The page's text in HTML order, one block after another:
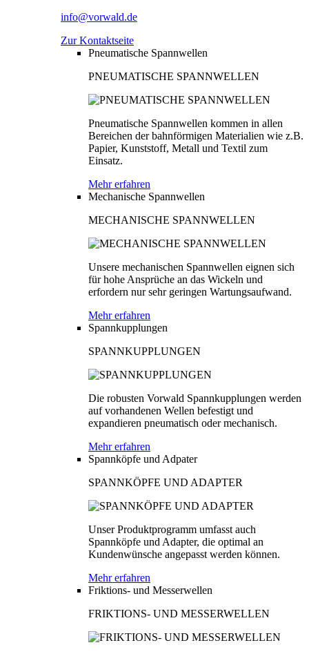
info@vorwald.de
Zur Kontaktseite
Pneumatische Spannwellen
PNEUMATISCHE SPANNWELLEN
Pneumatische Spannwellen kommen in allen
Bereichen der bahnförmigen Materialien wie z.B.
Papier, Kunststoff, Metall und Textil zum
Einsatz.
Mehr erfahren
Mechanische Spannwellen
MECHANISCHE SPANNWELLEN
Unsere mechanischen Spannwellen eignen sich
für hohe Ansprüche an das Wickeln und
erfordern nur sehr geringen Wartungsaufwand.
Mehr erfahren
Spannkupplungen
SPANNKUPPLUNGEN
Die robusten Vorwald Spannkupplungen werden
auf vorhandenen Wellen befestigt und
expandieren pneumatisch oder mechanisch.
Mehr erfahren
Spannköpfe und Adpater
SPANNKÖPFE UND ADAPTER
Unser Produktprogramm umfasst auch
Spannköpfe und Adapter, die optimal an
Kundenwünsche angepasst werden können.
Mehr erfahren
Friktions- und Messerwellen
FRIKTIONS- UND MESSERWELLEN